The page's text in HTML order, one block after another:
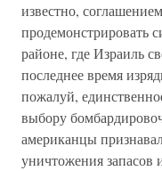
известно,
продемонстрировать
районе, где Израиль
последнее время
пожалуй,
выбору
американцы
уничтожения запасов